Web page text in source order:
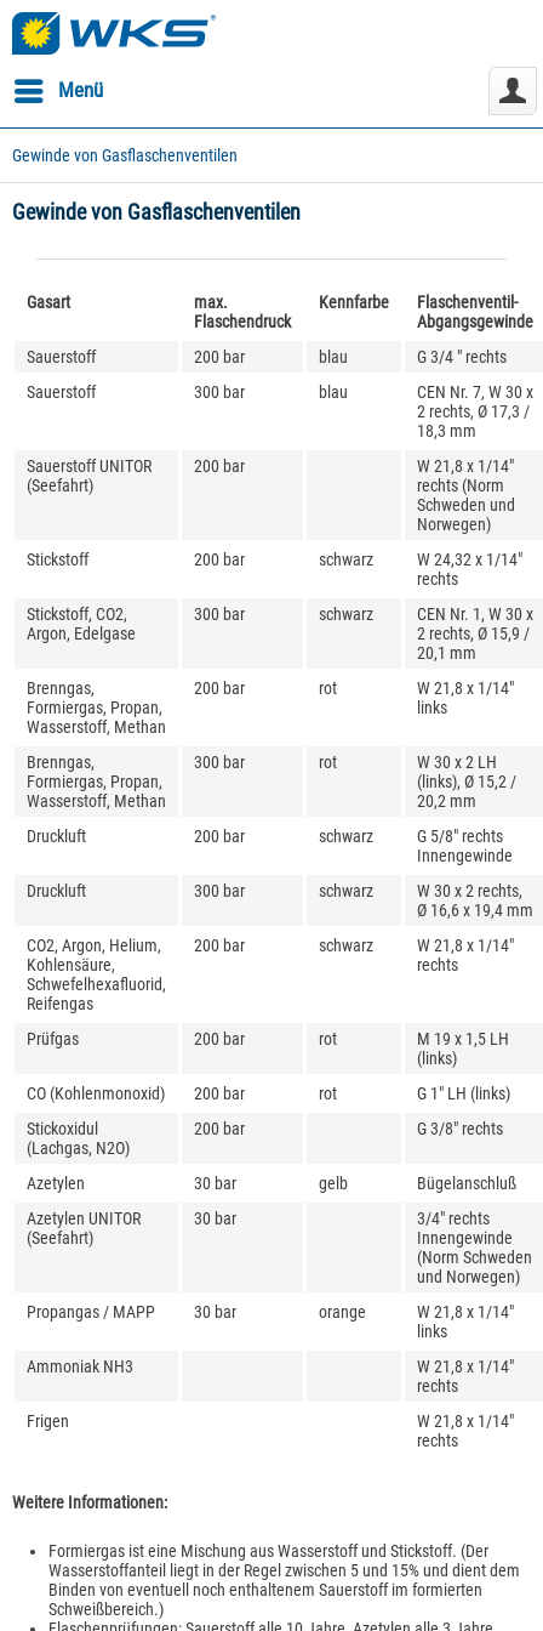
Menü
Gewinde von Gasflaschenventilen
Gewinde von Gasflaschenventilen
Gasart
max.
Flaschendruck
Kennfarbe
Flaschenventil-
Abgangsgewinde
Sauerstoff
200 bar blau
G 3/4 " rechts
Sauerstoff
300 bar blau
CEN Nr. 7, W 30 x
2 rechts, Ø 17,3 /
18,3 mm
Sauerstoff UNITOR
(Seefahrt)
200 bar
W 21,8 x 1/14"
rechts (Norm
Schweden und
Norwegen)
Stickstoff
200 bar schwarz
W 24,32 x 1/14"
rechts
Stickstoff, CO2,
Argon, Edelgase
300 bar schwarz
CEN Nr. 1, W 30 x
2 rechts, Ø 15,9 /
20,1 mm
Brenngas,
Formiergas, Propan,
Wasserstoff, Methan
200 bar rot
W 21,8 x 1/14"
links
Brenngas,
Formiergas, Propan,
Wasserstoff, Methan
300 bar rot
W 30 x 2 LH
(links), Ø 15,2 /
20,2 mm
Druckluft
200 bar schwarz
G 5/8" rechts
Innengewinde
Druckluft
300 bar schwarz
W 30 x 2 rechts,
Ø 16,6 x 19,4 mm
CO2, Argon, Helium,
Kohlensäure,
Schwefelhexafluorid,
Reifengas
200 bar schwarz
W 21,8 x 1/14"
rechts
Prüfgas 200 bar rot
M 19 x 1,5 LH
(links)
CO (Kohlenmonoxid)
200 bar rot
G 1" LH (links)
Stickoxidul
(Lachgas, N2O)
200 bar G 3/8" rechts
Azetylen 30 bar gelb
Bügelanschluß
Azetylen UNITOR
(Seefahrt)
30 bar
3/4" rechts
Innengewinde
(Norm Schweden
und Norwegen)
Propangas / MAPP
30 bar orange
W 21,8 x 1/14"
links
Ammoniak NH3
W 21,8 x 1/14"
rechts
Frigen
W 21,8 x 1/14"
rechts
Weitere Informationen:
Formiergas ist eine Mischung aus Wasserstoff und Stickstoff. (Der
Wasserstoffanteil liegt in der Regel zwischen 5 und 15% und dient dem
Binden von eventuell noch enthaltenem Sauerstoff im formierten
Schweißbereich.)